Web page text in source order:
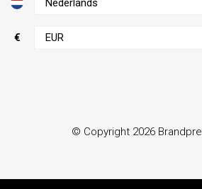
€
© Copyright 2026